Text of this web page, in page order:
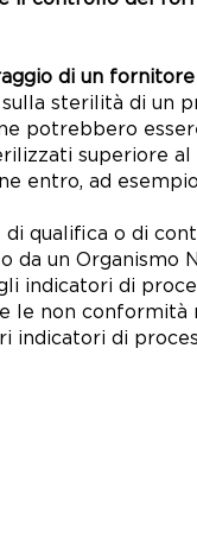
di un
sterilità di un
potrebbero
superiore
entro, ad
qualifica o di
un
indicatori di
non
indicatori di